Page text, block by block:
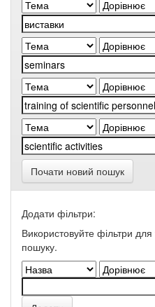
Почати новий пошук
Додати фільтри:
Використовуйте фільтри для
пошуку.